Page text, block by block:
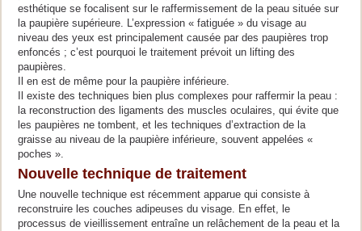
esthétique se focalisent sur le raffermissement de la peau située sur
la paupière supérieure. L’expression « fatiguée » du visage au
niveau des yeux est principalement causée par des paupières trop
enfoncés ; c’est pourquoi le traitement prévoit un lifting des
paupières.
Il en est de même pour la paupière inférieure.
Il existe des techniques bien plus complexes pour raffermir la peau :
la reconstruction des ligaments des muscles oculaires, qui évite que
les paupières ne tombent, et les techniques d’extraction de la
graisse au niveau de la paupière inférieure, souvent appelées «
poches ».
Nouvelle technique de traitement
Une nouvelle technique est récemment apparue qui consiste à
reconstruire les couches adipeuses du visage. En effet, le
processus de vieillissement entraîne un relâchement de la peau et la